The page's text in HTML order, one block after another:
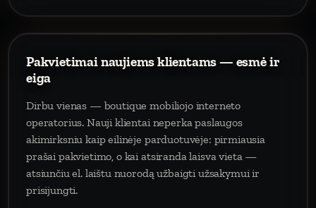
Pakvietimai naujiems klientams — esmė ir
eiga
Dirbu vienas — boutique mobiliojo interneto
operatorius. Nauji klientai neperka paslaugos
akimirksniu kaip eilinėje parduotuvėje: pirmiausia
prašai pakvietimo, o kai atsiranda laisva vieta —
atsiunčiu el. laištu nuorodą užbaigti užsakymui ir
prisijungti.